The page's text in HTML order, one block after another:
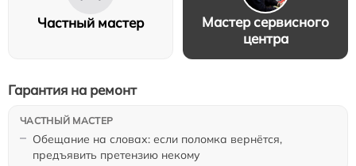
Частный мастер
Мастер сервисного
центра
Обещание на словах: если поломка вернётся,
предъявить претензию некому
Гарантия на ремонт